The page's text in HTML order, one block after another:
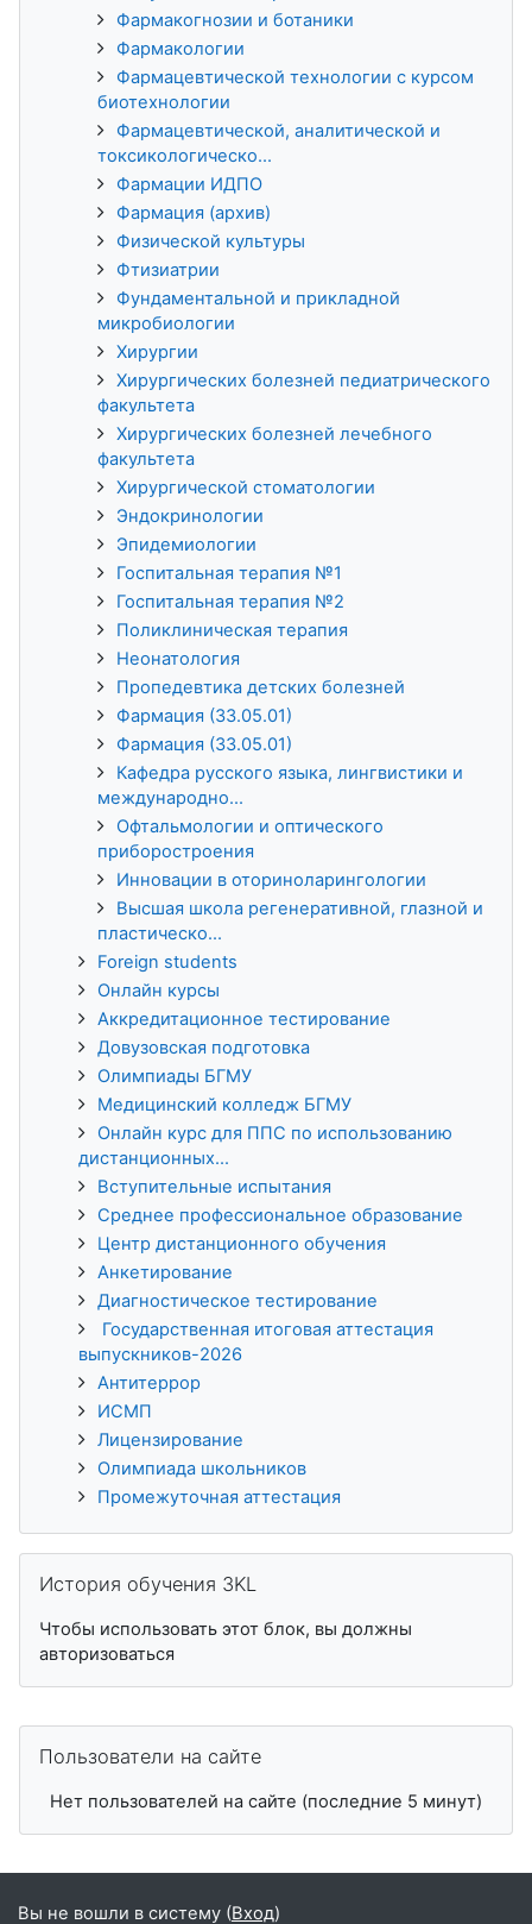
Фармакогнозии и ботаники
Фармакологии
Фармацевтической технологии с курсом
биотехнологии
Фармацевтической, аналитической и
токсикологическо...
Фармации ИДПО
Фармация (архив)
Физической культуры
Фтизиатрии
Фундаментальной и прикладной
микробиологии
Хирургии
Хирургических болезней педиатрического
факультета
Хирургических болезней лечебного
факультета
Хирургической стоматологии
Эндокринологии
Эпидемиологии
Госпитальная терапия №1
Госпитальная терапия №2
Поликлиническая терапия
Неонатология
Пропедевтика детских болезней
Фармация (33.05.01)
Фармация (33.05.01)
Кафедра русского языка, лингвистики и
международно...
Офтальмологии и оптического
приборостроения
Инновации в оториноларингологии
Высшая школа регенеративной, глазной и
пластическо...
Foreign students
Онлайн курсы
Аккредитационное тестирование
Довузовская подготовка
Олимпиады БГМУ
Медицинский колледж БГМУ
Онлайн курс для ППС по использованию
дистанционных...
Вступительные испытания
Среднее профессиональное образование
Центр дистанционного обучения
Анкетирование
Диагностическое тестирование
Государственная итоговая аттестация
выпускников-2026
Антитеррор
ИСМП
Лицензирование
Олимпиада школьников
Промежуточная аттестация
История обучения 3KL
Чтобы использовать этот блок, вы должны
авторизоваться
Пользователи на сайте
Нет пользователей на сайте (последние 5 минут)
Вы не вошли в систему (Вход)